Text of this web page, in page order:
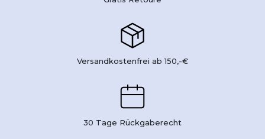
Versandkostenfrei ab 150,-€
30 Tage Rückgaberecht